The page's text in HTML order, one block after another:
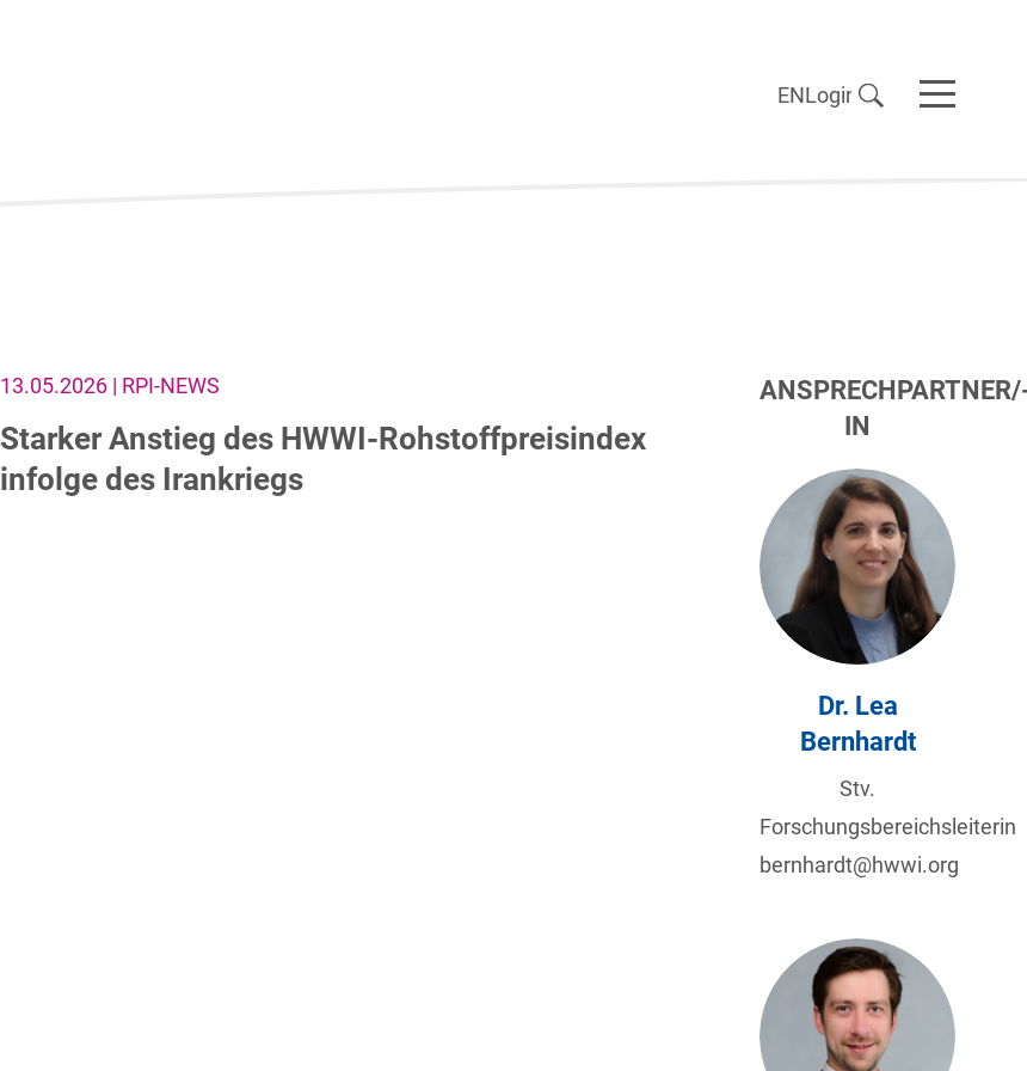
ENLogin
13.05.2026 | RPI-NEWS
Starker Anstieg des HWWI-Rohstoffpreisindex
infolge des Irankriegs
IN
Dr. Lea
Bernhardt
Stv.
Forschungsbereichsleiterin
bernhardt@hwwi.org